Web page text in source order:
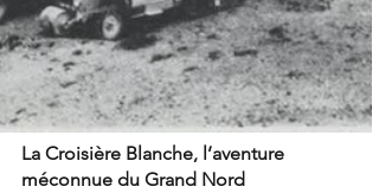
La Croisière Blanche, l’aventure
méconnue du Grand Nord